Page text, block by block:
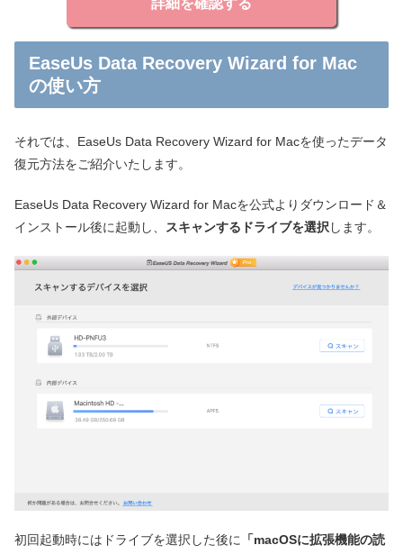
詳細を確認する
EaseUs Data Recovery Wizard for Mac
の使い方
それでは、EaseUs Data Recovery Wizard for Macを使ったデータ
復元方法をご紹介いたします。
EaseUs Data Recovery Wizard for Macを公式よりダウンロード＆
インストール後に起動し、
スキャンするドライブを選択 します。
初回起動時にはドライブを選択した後に
「macOSに拡張機能の読